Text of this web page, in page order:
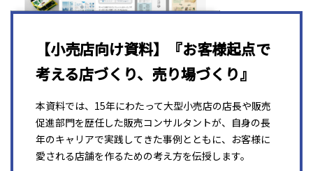
【小売店向け資料】『お客様起点で
考える店づくり、売り場づくり』
本資料では、15年にわたって大型小売店の店長や販売
促進部門を歴任した販売コンサルタントが、自身の長
年のキャリアで実践してきた事例とともに、お客様に
愛される店舗を作るための考え方を伝授します。